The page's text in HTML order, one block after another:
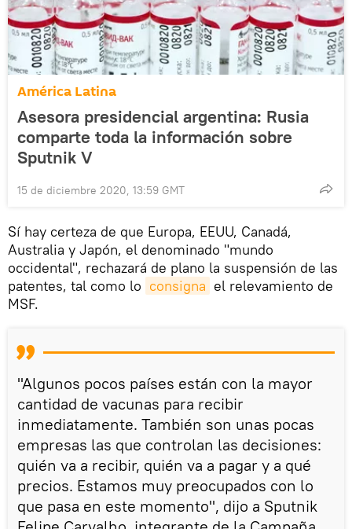
América Latina
Asesora presidencial argentina: Rusia
comparte toda la información sobre
Sputnik V
15 de diciembre 2020, 13:59 GMT
Sí hay certeza de que Europa, EEUU, Canadá,
Australia y Japón, el denominado "mundo
occidental", rechazará de plano la suspensión de las
patentes, tal como lo consigna el relevamiento de
MSF.
"Algunos pocos países están con la mayor
cantidad de vacunas para recibir
inmediatamente. También son unas pocas
empresas las que controlan las decisiones:
quién va a recibir, quién va a pagar y a qué
precios. Estamos muy preocupados con lo
que pasa en este momento", dijo a Sputnik